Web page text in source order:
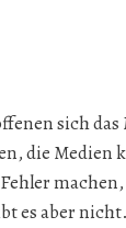
sich
die Medien
es aber